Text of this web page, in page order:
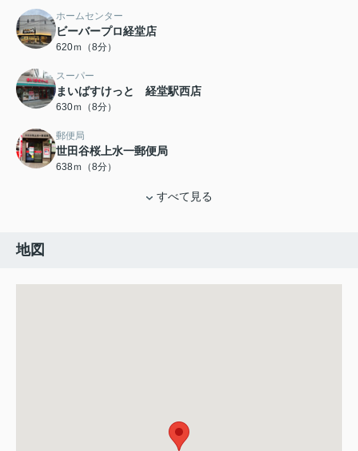
ホームセンター
ビーバープロ経堂店
620ｍ（8分）
スーパー
まいばすけっと 経堂駅西店
630ｍ（8分）
郵便局
世田谷桜上水一郵便局
638ｍ（8分）
すべて見る
地図